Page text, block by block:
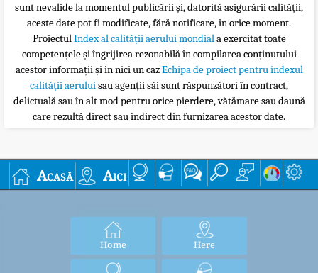
sunt nevalide la momentul publicării și, datorită asigurării calității,
aceste date pot fi modificate, fără notificare, în orice moment.
ProiectulIndex al calității aerului mondiala exercitat toate
competențele și îngrijirea rezonabilă în compilarea conținutului
acestor informații și în nici un cazEchipa de proiect pentru indexul
calității aeruluisau agenții săi sunt răspunzători în contract,
delictuală sau în alt mod pentru orice pierdere, vătămare sau daună
care rezultă direct sau indirect din furnizarea acestor date.
Acasă Aici
Home Here